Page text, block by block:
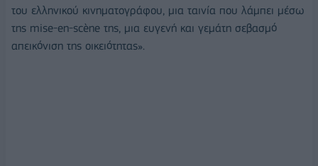
του ελληνικού κινηματογράφου, μια ταινία που λάμπει μέσω
της mise-en-scène της, μια ευγενή και γεμάτη σεβασμό
απεικόνιση της οικειότητας».